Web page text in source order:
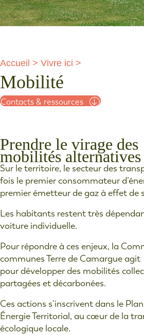
Accueil > Vivre ici >
Mobilité
Contacts & ressources
Prendre le virage des
mobilités alternatives
Sur le territoire, le secteur des
fois le premier consommateur
premier émetteur de gaz à effet de
Les habitants restent très
voiture individuelle.
Pour répondre à ces enjeux, la
communes Terre de Camargue agit
pour développer des mobilités
partagées et décarbonées.
Ces actions s’inscrivent dans le
Énergie Territorial, au cœur de la
écologique locale.